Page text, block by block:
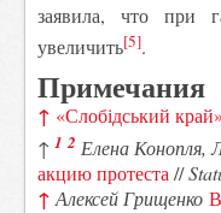
заявила, что при
увеличить[5].
Примечания
↑ «Слобідський край»
↑ 1 2 Елена Конопля,
акцию протеста//
↑ Алексей Грищенко